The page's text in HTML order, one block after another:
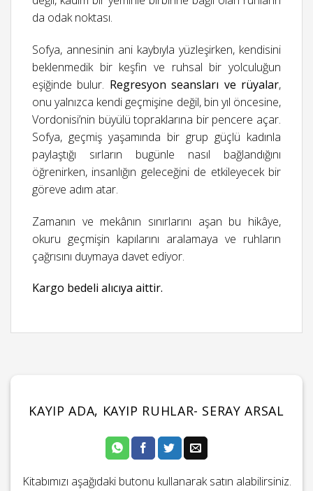
da odak noktası.
Sofya, annesinin ani kaybıyla yüzleşirken, kendisini
beklenmedik bir keşfin ve ruhsal bir yolculuğun
eşiğinde bulur. Regresyon seansları ve rüyalar,
onu yalnızca kendi geçmişine değil, bin yıl öncesine,
Vordonisi’nin büyülü topraklarına bir pencere açar.
Sofya, geçmiş yaşamında bir grup güçlü kadınla
paylaştığı sırların bugünle nasıl bağlandığını
öğrenirken, insanlığın geleceğini de etkileyecek bir
göreve adım atar.
Zamanın ve mekânın sınırlarını aşan bu hikâye,
okuru geçmişin kapılarını aralamaya ve ruhların
çağrısını duymaya davet ediyor.
Kargo bedeli alıcıya aittir.
KAYIP ADA, KAYIP RUHLAR- SERAY ARSAL
Kitabımızı aşağıdaki butonu kullanarak satın alabilirsiniz.